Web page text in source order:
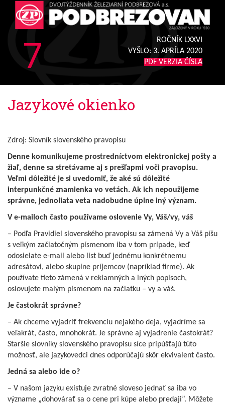
7
ROČNÍK LXXVI
VYŠLO: 3. APRÍLA 2020
PDF VERZIA ČÍSLA
Jazykové okienko
Zdroj: Slovník slovenského pravopisu
Denne komunikujeme prostredníctvom elektronickej pošty a
žiaľ, denne sa stretávame aj s prešľapmi voči pravopisu.
Veľmi dôležité je si uvedomiť, že aké sú dôležité
interpunkčné znamienka vo vetách. Ak ich nepoužijeme
správne, jednoliata veta nadobudne úplne iný význam.
V e-mailoch často používame oslovenie Vy, Váš/vy, váš
– Podľa Pravidiel slovenského pravopisu sa zámená Vy a Váš píšu
s veľkým začiatočným písmenom iba v tom prípade, keď
odosielate e-mail alebo list buď jednému konkrétnemu
adresátovi, alebo skupine príjemcov (napríklad firme). Ak
používate tieto zámená v reklamných a iných popisoch,
oslovujete malým písmenom na začiatku – vy a váš.
Je častokrát správne?
– Ak chceme vyjadriť frekvenciu nejakého deja, vyjadríme sa
veľakrát, často, mnohokrát. Je správne aj vyjadrenie častokrát?
Staršie slovníky slovenského pravopisu síce pripúšťajú túto
možnosť, ale jazykovedci dnes odporúčajú skôr ekvivalent často.
Jedná sa alebo ide o?
– V našom jazyku existuje zvratné sloveso jednať sa iba vo
význame „dohovárať sa o cene pri kúpe alebo predaji”. Môžete